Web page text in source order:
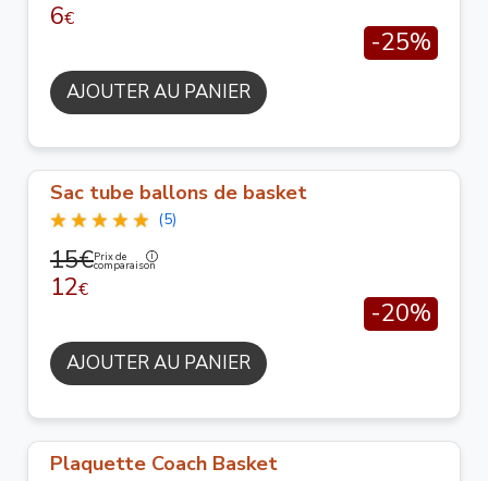
6€
-25%
AJOUTER AU PANIER
Sac tube ballons de basket
(5)
15€Prix de
comparaison
12€
-20%
AJOUTER AU PANIER
Plaquette Coach Basket